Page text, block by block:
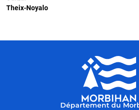
Theix-Noyalo
Département du